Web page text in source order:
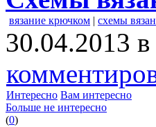
вязание крючком | схемы
30.04.2013 в
Интересно Вам интересно
Больше не интересно
(0)